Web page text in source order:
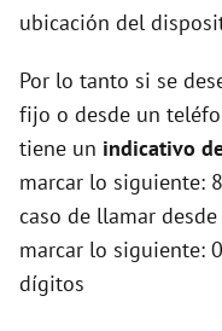
ubicación del
Por lo tanto si se
fijo o desde un
tiene un indicativo
marcar lo siguiente:
caso de llamar
marcar lo siguiente:
dígitos